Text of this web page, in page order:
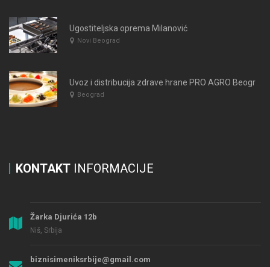
Ugostiteljska oprema Milanović
Novi Beograd
Beograd
KONTAKT INFORMACIJE
Žarka Djurića 12b
Niš, Srbija
biznisimeniksrbije@gmail.com